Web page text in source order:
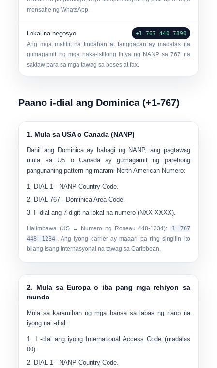
mensahe ng WhatsApp.
Lokal na negosyo +1 767 440 7890
Ang mga maliliit na tindahan at tanggapan ay madalas na
gumagamit ng mga naka-istilong linya ng NANP sa 767 na
saklaw para sa mga tawag sa boses at fax.
Paano i-dial ang Dominica (+1-767)
1. Mula sa USA o Canada (NANP)
Dahil ang Dominica ay bahagi ng NANP, ang pagtawag
mula sa US o Canada ay gumagamit ng parehong
pangunahing pattern ng marami North American Numero:
DIAL 1 - NANP Country Code.
DIAL767 - Dominica Area Code.
I -dial ang7-digit na lokal na numero (NXX-XXXX).
Halimbawa (US → Numero ng Roseau448-1234):
1 767
448 1234 . Ang iyong carrier ay maaari pa ring singilin ito
bilang isang internasyonal na tawag sa Caribbean.
2. Mula sa Europa o iba pang mga rehiyon sa
mundo
Mula sa karamihan ng mga bansa sa labas ng nanp na
iyong nai -dial:
I -dial ang iyong International Access Code (madalas
00).
DIAL 1 - NANP Country Code.